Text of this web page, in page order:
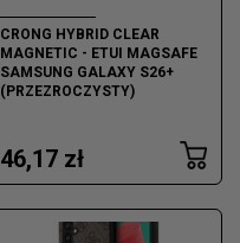
CRONG HYBRID CLEAR
MAGNETIC - ETUI MAGSAFE
SAMSUNG GALAXY S26+
(PRZEZROCZYSTY)
46,17 zł